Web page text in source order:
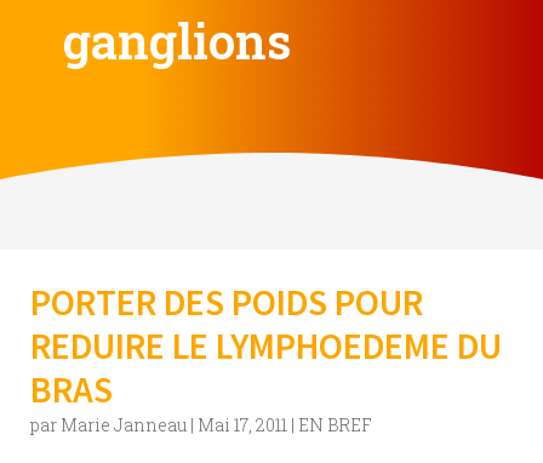
ganglions
PORTER DES POIDS POUR
REDUIRE LE LYMPHOEDEME DU
BRAS
par Marie Janneau | Mai 17, 2011 | EN BREF